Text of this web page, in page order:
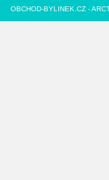
OBCHOD-BYLINEK.CZ -